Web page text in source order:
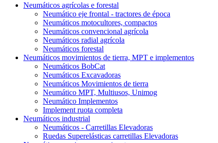
Neumáticos agrícolas e forestal
Neumático eje frontal - tractores de época
Neumáticos motocultores, compactos
Neumáticos convencional agrícola
Neumáticos radial agrícola
Neumáticos forestal
Neumáticos movimientos de tierra, MPT e implementos
Neumáticos BobCat
Neumáticos Excavadoras
Neumáticos Movimientos de tierra
Neumático MPT, Multiusos, Unimog
Neumático Implementos
Implement ruota completa
Neumáticos industrial
Neumáticos - Carretillas Elevadoras
Ruedas Superelásticas carretillas Elevadoras